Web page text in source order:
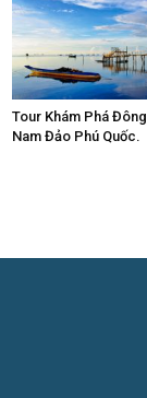
Tour Khám Phá Đông,
Nam Đảo Phú Quốc.